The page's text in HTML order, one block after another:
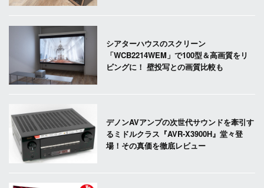
シアターハウスのスクリーン
「WCB2214WEM」で100型＆高画質をリ
ビングに！ 壁投写との画質比較も
デノンAVアンプの次世代サウンドを牽引す
るミドルクラス『AVR-X3900H』堂々登
場！その真価を徹底レビュー